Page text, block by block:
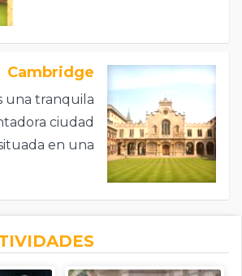
Cambridge
una tranquila
ciudad
en una